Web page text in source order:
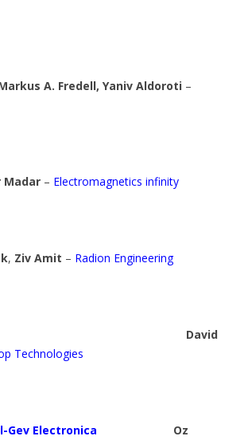
A. Fredell, Yaniv Aldoroti –
Madar– Electromagnetics infinity
, Ziv Amit – Radion Engineering
David
Technologies
Gev Electronica
Oz